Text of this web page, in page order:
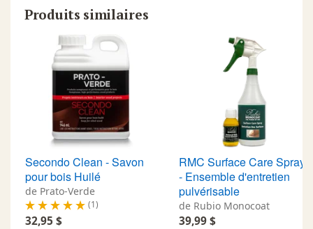
polissage blanc ou le Bona
Surfaces
recommandées
Utilisation commerciale et
résidentielle, y compris les
centres commerciaux, les
restaurants, les bureaux, les
magasins de détail, les hôpitaux,
les écoles et les centres
d'hébergement longue durée.
Produits similaires
Secondo Clean - Savon
pour bois Huilé
de Prato-Verde
(1)
32,95 $
RMC Surface Care Spray
- Ensemble d'entretien
pulvérisable
de Rubio Monocoat
39,99 $